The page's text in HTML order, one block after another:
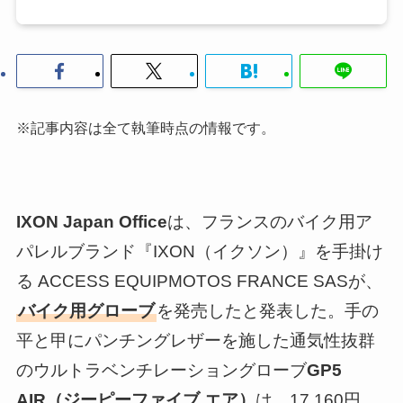
※記事内容は全て執筆時点の情報です。
IXON Japan Officeは、フランスのバイク用ア
パレルブランド『IXON（イクソン）』を手掛け
る ACCESS EQUIPMOTOS FRANCE SASが、
バイク用グローブを発売したと発表した。手の
平と甲にパンチングレザーを施した通気性抜群
のウルトラベンチレーショングローブGP5